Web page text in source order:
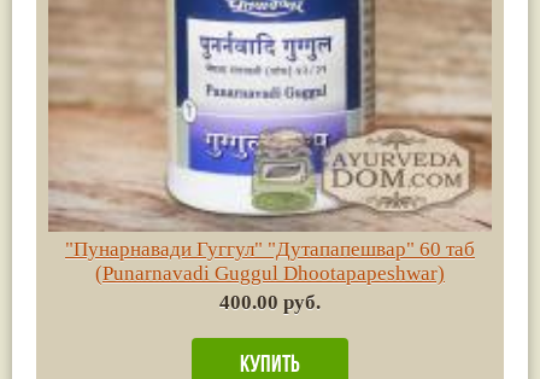
"Пунарнавади Гуггул" "Дутапапешвар" 60 таб
(Punarnavadi Guggul Dhootapapeshwar)
400.00 руб.